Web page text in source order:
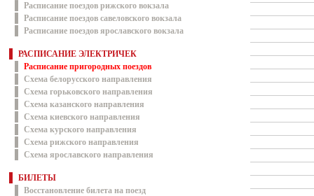
Расписание поездов рижского вокзала
Расписание поездов савеловского вокзала
Расписание поездов ярославского вокзала
РАСПИСАНИЕ ЭЛЕКТРИЧЕК
Расписание пригородных поездов
Схема белорусского направления
Схема горьковского направления
Схема казанского направления
Схема киевского направления
Схема курского направления
Схема рижского направления
Схема ярославского направления
БИЛЕТЫ
Восстановление билета на поезд